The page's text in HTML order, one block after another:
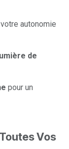
autonomie
de
pour un
Vos